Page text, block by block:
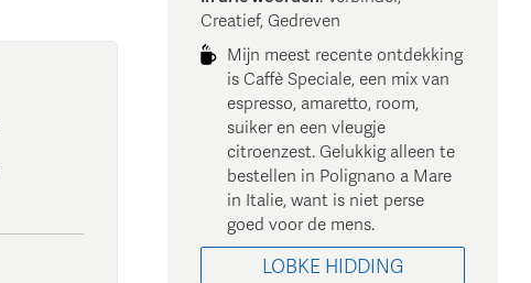
Creatief, Gedreven
Mijn meest recente ontdekking
is Caffè Speciale, een mix van
espresso, amaretto, room,
suiker en een vleugje
citroenzest. Gelukkig alleen te
bestellen in Polignano a Mare
in Italie, want is niet perse
goed voor de mens.
LOBKE HIDDING